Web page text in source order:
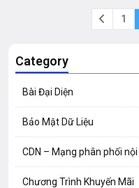
1
Category
Bài Đại Diện
Bảo Mật Dữ Liệu
CDN – Mạng phân phối
Chương Trình Khuyến Mãi